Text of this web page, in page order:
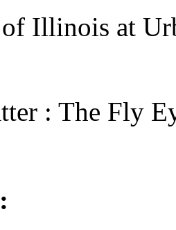
Illinois at
: The Fly